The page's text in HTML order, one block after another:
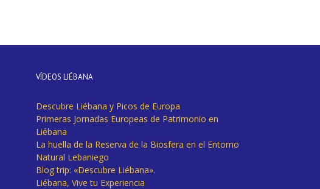
VÍDEOS LIÉBANA
Descubre Liébana y Picos de Europa
Primeras Jornadas Europeas de Patrimonio en
Liébana
La huella de la Reserva de la Biosfera en el Entorno
Natural Lebaniego
Blog trip: «Descubre Liébana».
Liébana, Vive tu Experiencia